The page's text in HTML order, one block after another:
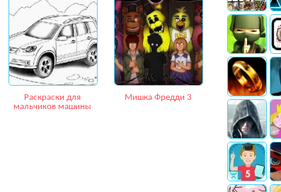
Раскраски для
мальчиков машины
Мишка Фредди 3